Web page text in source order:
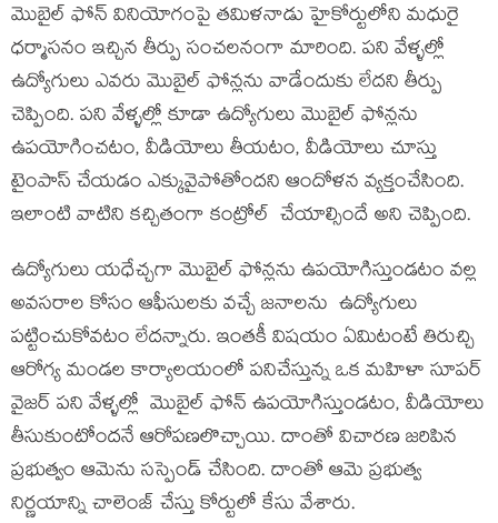
మొబైల్ ఫోన్ వినియోగంపై తమిళనాడు హైకోర్టులోని మధురై
ధర్మాసనం ఇచ్చిన తీర్పు సంచలనంగా మారింది. పని వేళ్ళల్లో
ఉద్యోగులు ఎవరు మొబైల్ ఫోన్లను వాడేందుకు లేదని తీర్పు
చెప్పింది. పని వేళ్ళల్లో కూడా ఉద్యోగులు మొబైల్ ఫోన్లను
ఉపయోగించటం, వీడియోలు తీయటం, వీడియోలు చూస్తు
టైంపాస్ చేయడం ఎక్కువైపోతోందని ఆందోళన వ్యక్తంచేసింది.
ఇలాంటి వాటిని కచ్చితంగా కంట్రోల్ చేయాల్సిందే అని చెప్పింది.
ఉద్యోగులు యధేచ్చగా మొబైల్ ఫోన్లను ఉపయోగిస్తుండటం వల్ల
అవసరాల కోసం ఆఫీసులకు వచ్చే జనాలను ఉద్యోగులు
పట్టించుకోవటం లేదన్నారు. ఇంతకీ విషయం ఏమిటంటే తిరుచ్చి
ఆరోగ్య మండల కార్యాలయంలో పనిచేస్తున్న ఒక మహిళా సూపర్
వైజర్ పని వేళ్ళల్లో మొబైల్ ఫోన్ ఉపయోగిస్తుండటం, వీడియోలు
తీసుకుంటోందనే ఆరోపణలొచ్చాయి. దాంతో విచారణ జరిపిన
ప్రభుత్వం ఆమెను సస్పెండ్ చేసింది. దాంతో ఆమె ప్రభుత్వ
నిర్ణయాన్ని చాలెంజ్ చేస్తు కోర్టులో కేసు వేశారు.